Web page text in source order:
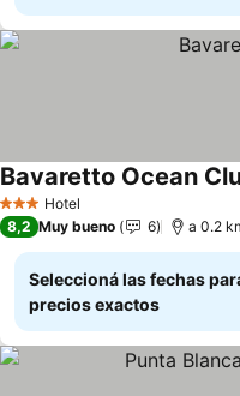
3 Estrellas
Hotel
Bavaretto Ocean
8,2 Muy bueno 6 a 0.2
Seleccioná las fechas
precios exactos